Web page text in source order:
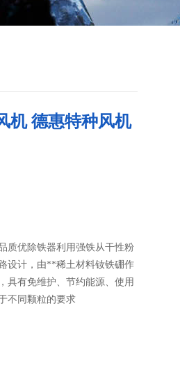
机 德惠特种风机
质优除铁器利用强铁从干性粉
设计，由**稀土材料钕铁硼作
具有免维护、节约能源、使用
不同颗粒的要求